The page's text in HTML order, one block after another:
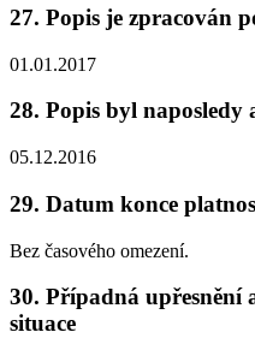
27. Popis je zpracován
01.01.2017
28. Popis byl naposledy
05.12.2016
29. Datum konce
Bez časového omezení.
30. Případná upřesnění
situace